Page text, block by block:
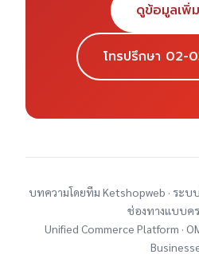
ดูข้อมูลเพิ่
โทรปรึกษา 02-
บทความโดยทีม Ketshopweb · ระ
ช่องทางแบบค
Unified Commerce Platform ·